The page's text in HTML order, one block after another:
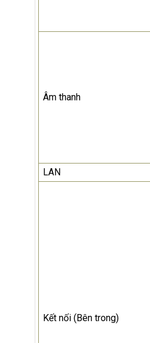
Âm thanh
LAN
Kết nối (Bên trong)